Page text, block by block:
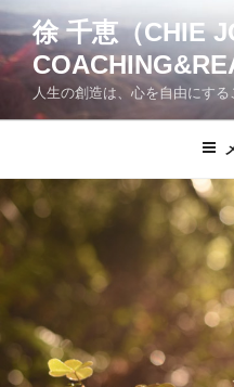
コ
ン
テ
ツ
キ
ッ
徐 千恵（CHIE
人生の創造は、心を自由にす